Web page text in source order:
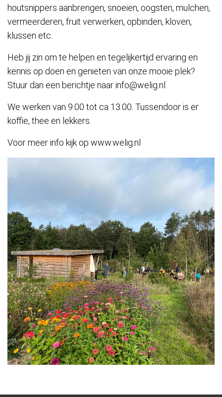
houtsnippers aanbrengen, snoeien, oogsten, mulchen,
vermeerderen, fruit verwerken, opbinden, kloven,
klussen etc.
Heb jij zin om te helpen en tegelijkertijd ervaring en
kennis op doen en genieten van onze mooie plek?
Stuur dan een berichtje naar info@welig.nl.
We werken van 9.00 tot ca 13.00. Tussendoor is er
koffie, thee en lekkers.
Voor meer info kijk op www.welig.nl